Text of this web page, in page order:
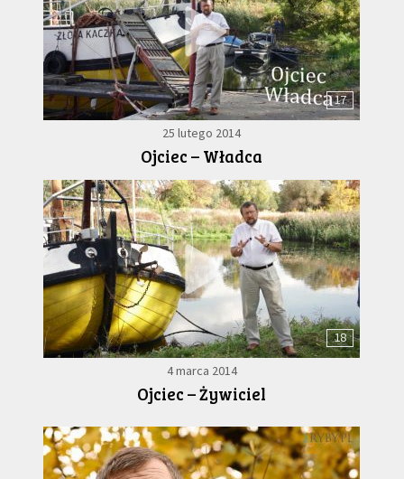
17
25 lutego 2014
Ojciec – Władca
18
4 marca 2014
Ojciec – Żywiciel